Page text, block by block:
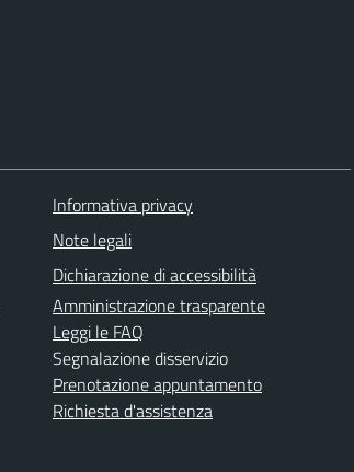
Informativa privacy
Note legali
Dichiarazione di accessibilità
Amministrazione trasparente
Leggi le FAQ
Segnalazione disservizio
Prenotazione appuntamento
Richiesta d'assistenza